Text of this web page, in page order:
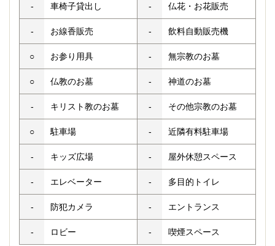
- 車椅子貸出し - 仏花・お花販売
- お線香販売 - 飲料自動販売機
○ お参り用具 - 無宗教のお墓
○ 仏教のお墓 - 神道のお墓
- キリスト教のお墓 - その他宗教のお墓
○ 駐車場 - 近隣有料駐車場
- キッズ広場 - 屋外休憩スペース
- エレベーター - 多目的トイレ
- 防犯カメラ - エントランス
- ロビー - 喫煙スペース